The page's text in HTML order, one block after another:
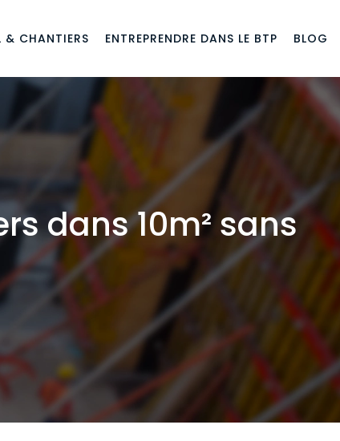
& CHANTIERS ENTREPRENDRE DANS LE BTP BLOG
dans 10m² sans